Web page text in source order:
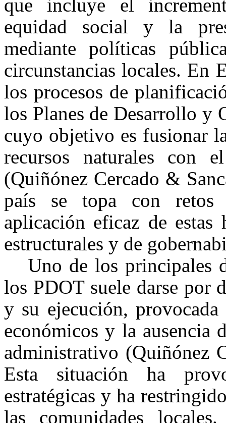
que incluye el
equidad social y la
mediante políticas
circunstancias locales. En
los procesos de
los Planes de Desarrollo y
cuyo objetivo es fusionar
recursos naturales con
(Quiñónez Cercado &
país se topa con retos
aplicación eficaz de estas
estructurales y de
Uno de los principales
los PDOT suele darse por
y su ejecución,
económicos y la ausencia
administrativo (Quiñónez
Esta situación ha
estratégicas y ha
las comunidades